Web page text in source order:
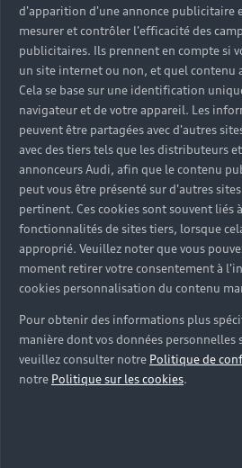
d'apparition d'une annonce publicitaire
mesurer et contrôler l'efficacité des
publicitaires. Ils prennent en compte si
un site internet ou non, et quel contenu
Cela se base sur une identification
navigateur et de votre appareil. Les
peuvent être partagées avec d'autres
avec des tiers tels que les distributeurs
annonceurs Audi, afin que le contenu
peut vous être présenté sur d'autres
pertinent. Ces cookies sont souvent liés
fonctionnalités de sites tiers, lorsque
approprié. Veuillez noter que vous
moment retirer votre consentement à
cookies personnalisation du contenu
Pour obtenir des informations plus
manière dont vos données personnelles
veuillez consulter notre Politique de
notre Politique sur les cookies.